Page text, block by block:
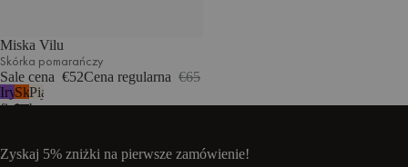
Miska Vilu
Skórka pomarańczy
Sale cena €52Cena regularna €65
Irysowy
fiolet
Skórka
pomarańczy
Piaskowy
beż
Zyskaj 5% zniżki na pierwsze zamówienie!